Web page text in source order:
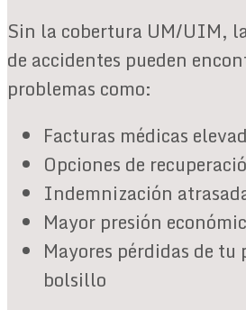
Sin la cobertura UM/UIM,
de accidentes pueden
problemas como:
Facturas médicas
Opciones de
Indemnización
Mayor presión
Mayores pérdidas de tu
bolsillo